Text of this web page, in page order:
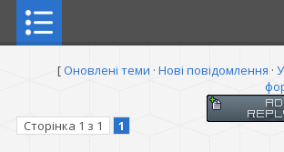
[Оновлені теми · Нові повідомлення ·
Сторінка 1 з 1 1